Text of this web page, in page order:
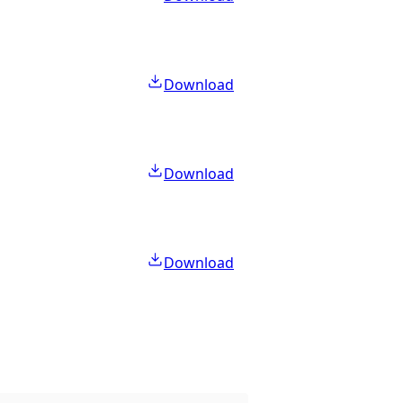
Download
Download
Download